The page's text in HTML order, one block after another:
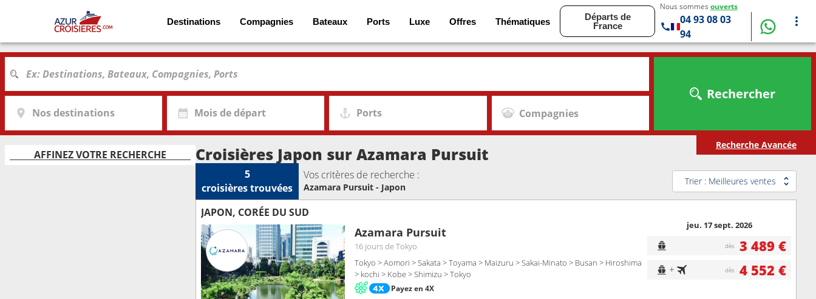
Destinations Compagnies Bateaux Ports Luxe Offres Thématiques
Départs de
France
Nous sommes ouverts
04 93 08 03
94
Nos destinations Mois de départ Ports Compagnies
Rechercher
Recherche Avancée
AFFINEZ VOTRE RECHERCHE Croisières Japon sur Azamara Pursuit
5
croisièrestrouvées
Vos critères de recherche :
Azamara Pursuit - Japon
Trier : Meilleures ventes
JAPON, CORÉE DU SUD
Azamara Pursuit
16 joursde Tokyo
Tokyo > Aomori > Sakata > Toyama > Maizuru > Sakai-Minato > Busan > Hiroshima
> kochi > Kobe > Shimizu > Tokyo
Payez en 4X
jeu. 17 sept. 2026
dès 3 489 €
+ dès 4 552 €